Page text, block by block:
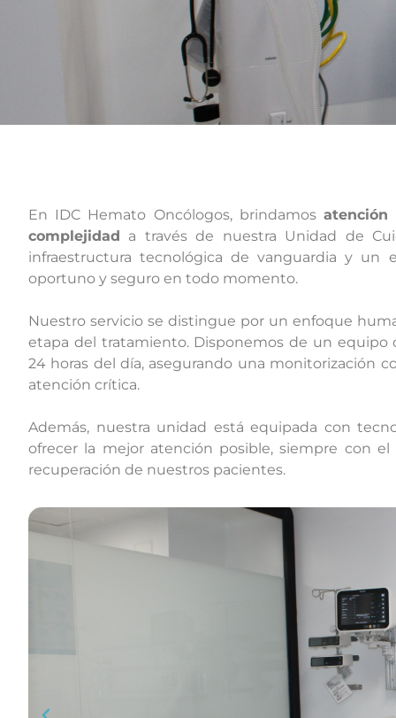
En IDC Hemato Oncólogos, brindamos atención
complejidad a través de nuestra Unidad de
infraestructura tecnológica de vanguardia y un
oportuno y seguro en todo momento.
Nuestro servicio se distingue por un enfoque
etapa del tratamiento. Disponemos de un equipo
24 horas del día, asegurando una monitorización
atención crítica.
Además, nuestra unidad está equipada con
ofrecer la mejor atención posible, siempre con
recuperación de nuestros pacientes.